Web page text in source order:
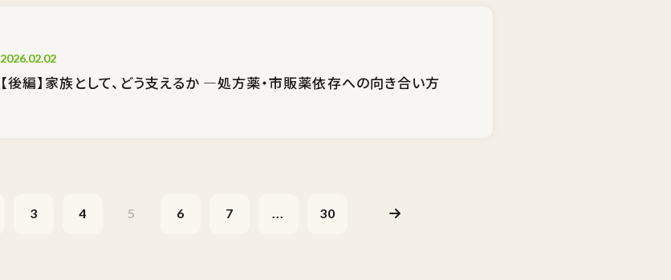
2026.02.02
【後編】家族として、どう支えるか ―処方薬・市販薬依存への向き合い方
3 4 5 6 7 ... 30